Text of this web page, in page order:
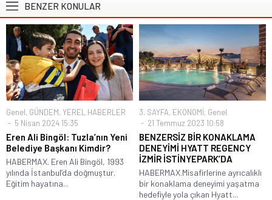
BENZER KONULAR
Genel, GÜNDEM, YEREL HABERLER
5 Nisan 2024 15:35
Eren Ali Bingöl: Tuzla’nın Yeni
Belediye Başkanı Kimdir?
HABERMAX. Eren Ali Bingöl, 1993
yılında İstanbul’da doğmuştur.
Eğitim hayatına...
3. SAYFA, EKONOMİ, Genel
21 Temmuz 2023 10:58
BENZERSİZ BİR KONAKLAMA
DENEYİMİ HYATT REGENCY
İZMİR İSTİNYEPARK’DA
HABERMAX.Misafirlerine ayrıcalıklı
bir konaklama deneyimi yaşatma
hedefiyle yola çıkan Hyatt...